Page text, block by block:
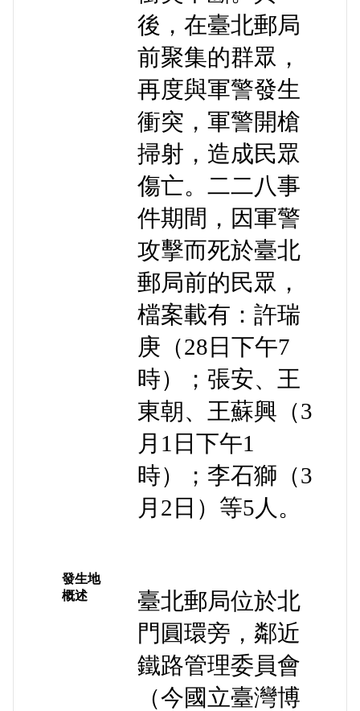
後，在臺北郵局
前聚集的群眾，
再度與軍警發生
衝突，軍警開槍
掃射，造成民眾
傷亡。二二八事
件期間，因軍警
攻擊而死於臺北
郵局前的民眾，
檔案載有：許瑞
庚（28日下午7
時）；張安、王
東朝、王蘇興（3
月1日下午1
時）；李石獅（3
月2日）等5人。
發生地
概述
臺北郵局位於北
門圓環旁，鄰近
鐵路管理委員會
（今國立臺灣博